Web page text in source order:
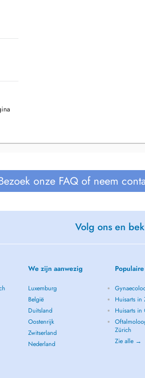
onze FAQ of neem
Volg ons en
We zijn aanwezig
Luxemburg
België
Duitsland
Oostenrijk
Zwitserland
Nederland
Huisarts in
Huisarts in
Zürich
Zie alle →